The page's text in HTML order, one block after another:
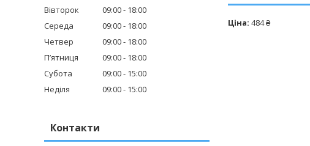
Ціна: 484 ₴
Вівторок
09:00
18:00
Середа
09:00
18:00
Четвер
09:00
18:00
Пʼятниця
09:00
18:00
Субота
09:00
15:00
Неділя
09:00 15:00
Контакти